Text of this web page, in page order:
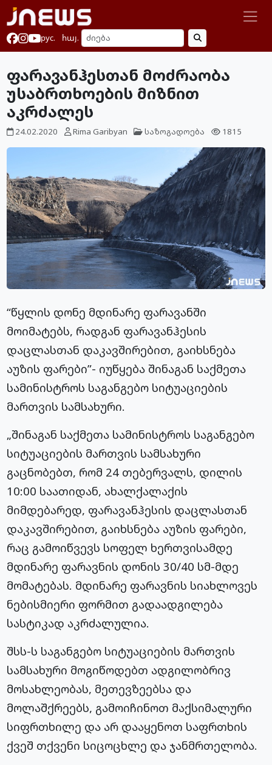
рус. հայ.
ფარავანჰესთან მოძრაობა
უსაბრთხოების მიზნით
აკრძალეს
24.02.2020 Rima Garibyan საზოგადოება 1815
“წყლის დონე მდინარე ფარავანში
მოიმატებს, რადგან ფარავანჰესის
დაცლასთან დაკავშირებით, გაიხსნება
აუზის ფარები”- იუწყება შინაგან საქმეთა
სამინისტროს საგანგებო სიტუაციების
მართვის სამსახური.
„შინაგან საქმეთა სამინისტროს საგანგებო
სიტუაციების მართვის სამსახური
გაცნობებთ, რომ 24 თებერვალს, დილის
10:00 საათიდან, ახალქალაქის
მიმდებარედ, ფარავანჰესის დაცლასთან
დაკავშირებით, გაიხსნება აუზის ფარები,
რაც გამოიწვევს სოფელ ხერთვისამდე
მდინარე ფარავნის დონის 30/40 სმ-მდე
მომატებას. მდინარე ფარავნის სიახლოვეს
ნებისმიერი ფორმით გადაადგილება
სასტიკად აკრძალულია.
შსს-ს საგანგებო სიტუაციების მართვის
სამსახური მოგიწოდებთ ადგილობრივ
მოსახლეობას, მეთევზეებსა და
მოლაშქრეებს, გამოიჩინოთ მაქსიმალური
სიფრთხილე და არ დააყენოთ საფრთხის
ქვეშ თქვენი სიცოცხლე და ჯანმრთელობა.